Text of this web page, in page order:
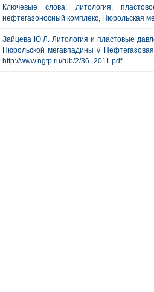
Ключевые слова: литология,
нефтегазоносный комплекс, Нюрольская
Зайцева Ю.Л. Литология и пластовые
Нюрольской мегавпадины //
http://www.ngtp.ru/rub/2/36_2011.pdf